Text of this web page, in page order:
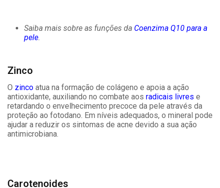
Saiba mais sobre as funções da Coenzima Q10 para a
pele.
Zinco
O zinco atua na formação de colágeno e apoia a ação
antioxidante, auxiliando no combate aos radicais livres e
retardando o envelhecimento precoce da pele através da
proteção ao fotodano. Em níveis adequados, o mineral pode
ajudar a reduzir os sintomas de acne devido a sua ação
antimicrobiana.
Carotenoides